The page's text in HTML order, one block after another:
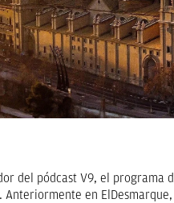
del pódcast V9, el programa
Anteriormente en